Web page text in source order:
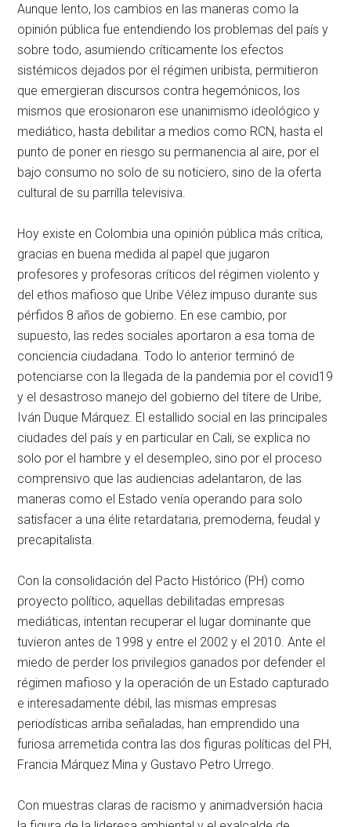
Aunque lento, los cambios en las maneras como la
opinión pública fue entendiendo los problemas del país y
sobre todo, asumiendo críticamente los efectos
sistémicos dejados por el régimen uribista, permitieron
que emergieran discursos contra hegemónicos, los
mismos que erosionaron ese unanimismo ideológico y
mediático, hasta debilitar a medios como RCN, hasta el
punto de poner en riesgo su permanencia al aire, por el
bajo consumo no solo de su noticiero, sino de la oferta
cultural de su parrilla televisiva.
Hoy existe en Colombia una opinión pública más crítica,
gracias en buena medida al papel que jugaron
profesores y profesoras críticos del régimen violento y
del ethos mafioso que Uribe Vélez impuso durante sus
pérfidos 8 años de gobierno. En ese cambio, por
supuesto, las redes sociales aportaron a esa toma de
conciencia ciudadana. Todo lo anterior terminó de
potenciarse con la llegada de la pandemia por el covid19
y el desastroso manejo del gobierno del títere de Uribe,
Iván Duque Márquez. El estallido social en las principales
ciudades del país y en particular en Cali, se explica no
solo por el hambre y el desempleo, sino por el proceso
comprensivo que las audiencias adelantaron, de las
maneras como el Estado venía operando para solo
satisfacer a una élite retardataria, premoderna, feudal y
precapitalista.
Con la consolidación del Pacto Histórico (PH) como
proyecto político, aquellas debilitadas empresas
mediáticas, intentan recuperar el lugar dominante que
tuvieron antes de 1998 y entre el 2002 y el 2010. Ante el
miedo de perder los privilegios ganados por defender el
régimen mafioso y la operación de un Estado capturado
e interesadamente débil, las mismas empresas
periodísticas arriba señaladas, han emprendido una
furiosa arremetida contra las dos figuras políticas del PH,
Francia Márquez Mina y Gustavo Petro Urrego.
Con muestras claras de racismo y animadversión hacia